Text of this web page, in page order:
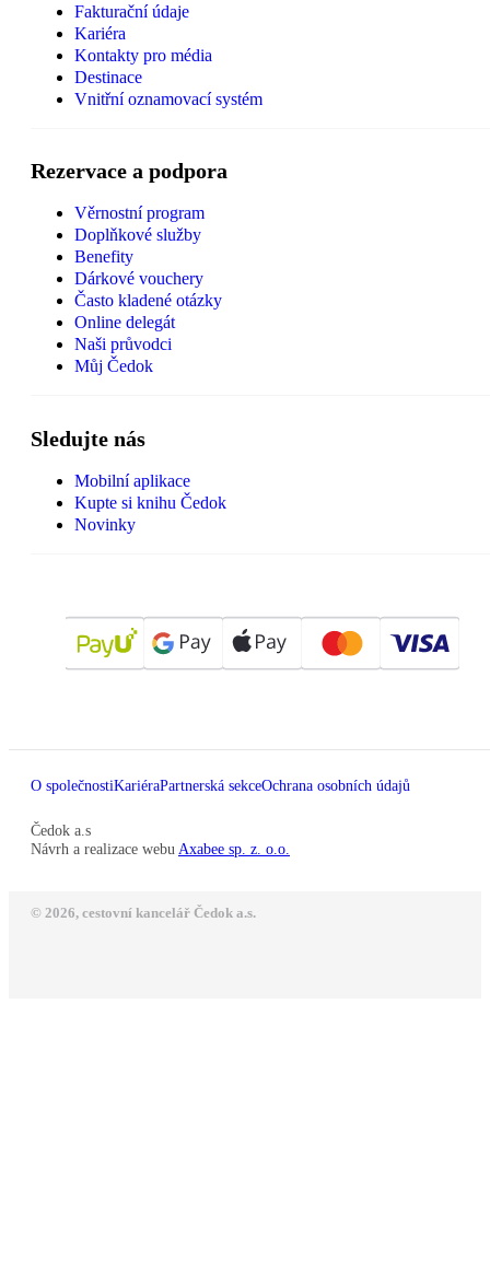
Fakturační údaje
Kariéra
Kontakty pro média
Destinace
Vnitřní oznamovací systém
Rezervace a podpora
Věrnostní program
Doplňkové služby
Benefity
Dárkové vouchery
Často kladené otázky
Online delegát
Naši průvodci
Můj Čedok
Sledujte nás
Mobilní aplikace
Kupte si knihu Čedok
Novinky
O společnostiKariéraPartnerská sekceOchrana osobních údajů
Čedok a.s
Návrh a realizace webu Axabee sp. z. o.o.
© 2026, cestovní kancelář Čedok a.s.